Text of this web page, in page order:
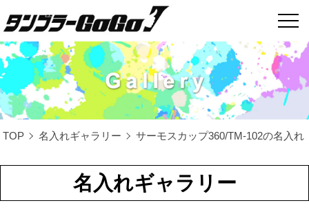
TOP 名入れギャラリー サーモスカップ360/TM-102の名入れ
名入れギャラリー